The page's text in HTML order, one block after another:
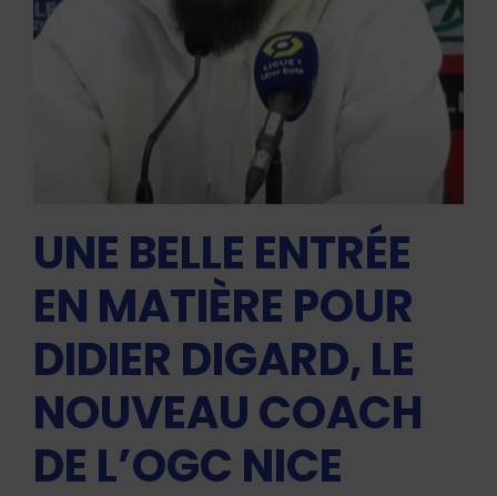
UNE BELLE ENTRÉE
EN MATIÈRE POUR
DIDIER DIGARD, LE
NOUVEAU COACH
DE L’OGC NICE